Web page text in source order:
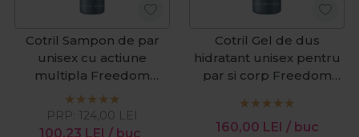
Cotril Sampon de par
unisex cu actiune
multipla Freedom
300ml
100,23 LEI / buc
PRP: 124,00 LEI
Cotril Gel de dus
hidratant unisex pentru
par si corp Freedom
160,00 LEI / buc